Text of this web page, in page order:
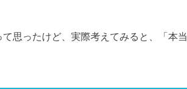
思ったけど、実際考えてみると、「本